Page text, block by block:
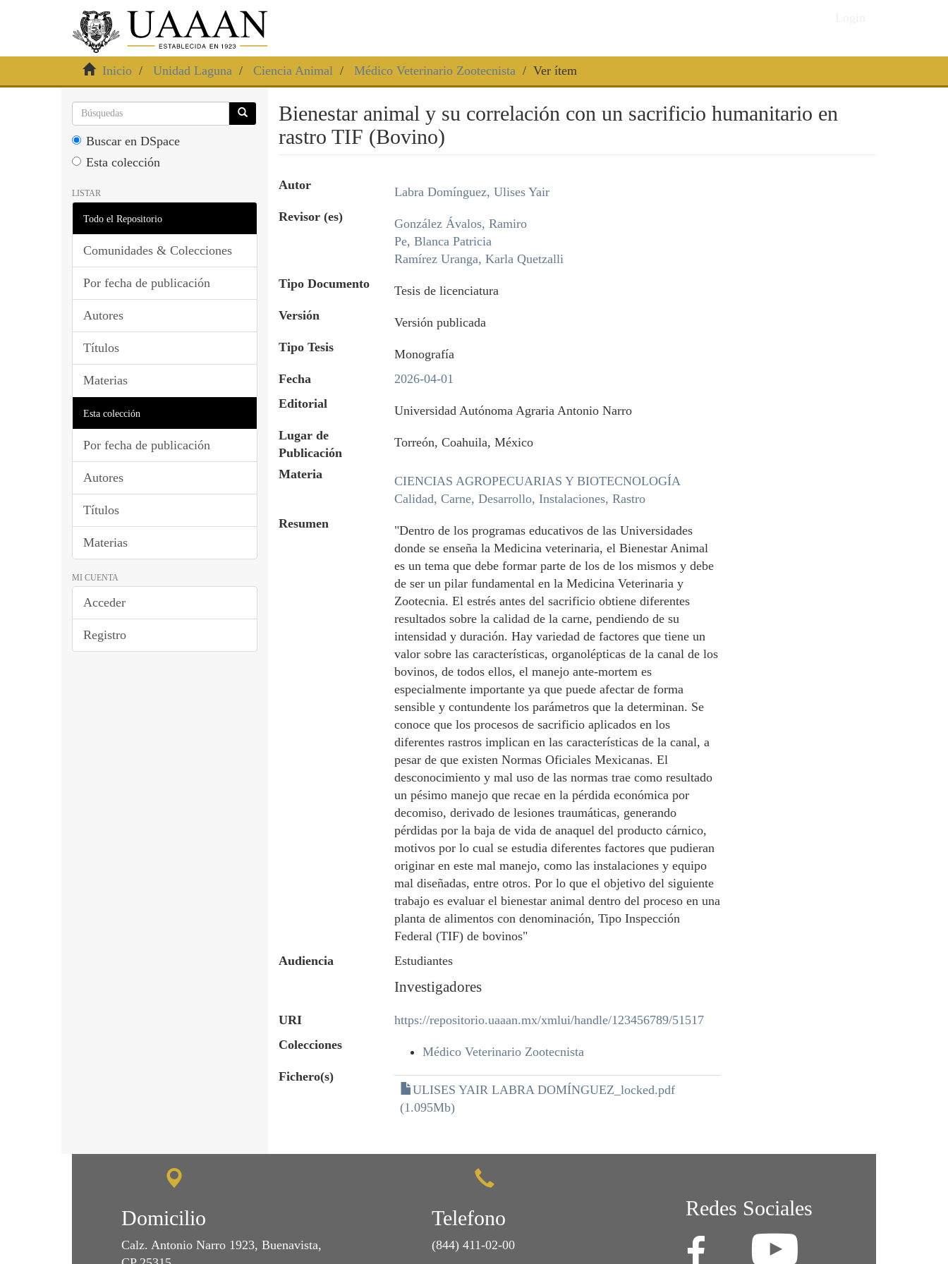
Inicio Unidad Laguna Ciencia Animal Médico Veterinario Zootecnista Ver ítem
Buscar en DSpace
Esta colección
LISTAR
Todo el Repositorio
Comunidades & Colecciones
Por fecha de publicación
Autores
Títulos
Materias
Esta colección
Por fecha de publicación
Autores
Títulos
Materias
MI CUENTA
Acceder
Registro
Bienestar animal y su correlación con un sacrificio humanitario en
rastro TIF (Bovino)
Autor
Labra Domínguez, Ulises Yair
Revisor (es)
González Ávalos, Ramiro
Pe, Blanca Patricia
Ramírez Uranga, Karla Quetzalli
Tipo Documento
Tesis de licenciatura
Versión
Versión publicada
Tipo Tesis
Monografía
Fecha
2026-04-01
Editorial
Universidad Autónoma Agraria Antonio Narro
Lugar de
Publicación
Torreón, Coahuila, México
Materia
CIENCIAS AGROPECUARIAS Y BIOTECNOLOGÍA
Calidad, Carne, Desarrollo, Instalaciones, Rastro
Resumen
"Dentro de los programas educativos de las Universidades
donde se enseña la Medicina veterinaria, el Bienestar Animal
es un tema que debe formar parte de los de los mismos y debe
de ser un pilar fundamental en la Medicina Veterinaria y
Zootecnia. El estrés antes del sacrificio obtiene diferentes
resultados sobre la calidad de la carne, pendiendo de su
intensidad y duración. Hay variedad de factores que tiene un
valor sobre las características, organolépticas de la canal de los
bovinos, de todos ellos, el manejo ante-mortem es
especialmente importante ya que puede afectar de forma
sensible y contundente los parámetros que la determinan. Se
conoce que los procesos de sacrificio aplicados en los
diferentes rastros implican en las características de la canal, a
pesar de que existen Normas Oficiales Mexicanas. El
desconocimiento y mal uso de las normas trae como resultado
un pésimo manejo que recae en la pérdida económica por
decomiso, derivado de lesiones traumáticas, generando
pérdidas por la baja de vida de anaquel del producto cárnico,
motivos por lo cual se estudia diferentes factores que pudieran
originar en este mal manejo, como las instalaciones y equipo
mal diseñadas, entre otros. Por lo que el objetivo del siguiente
trabajo es evaluar el bienestar animal dentro del proceso en una
planta de alimentos con denominación, Tipo Inspección
Federal (TIF) de bovinos"
Audiencia
Estudiantes
Investigadores
URI
https://repositorio.uaaan.mx/xmlui/handle/123456789/51517
Colecciones
Médico Veterinario Zootecnista
Fichero(s)
ULISES YAIR LABRA DOMÍNGUEZ_locked.pdf
(1.095Mb)
Domicilio
Calz. Antonio Narro 1923, Buenavista,
Telefono
(844) 411-02-00
Redes Sociales